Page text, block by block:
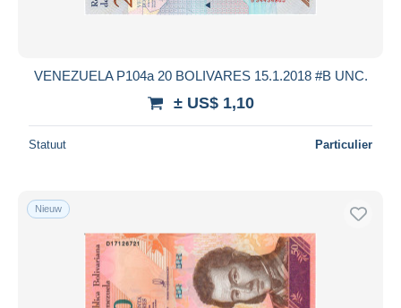
VENEZUELA P104a 20 BOLIVARES 15.1.2018 #B UNC.
± US$ 1,10
Statuut Particulier
Nieuw